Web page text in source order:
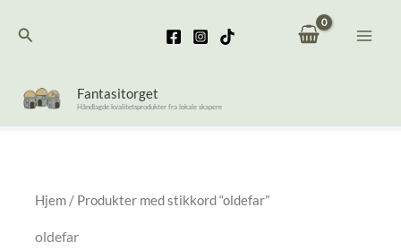
rettSøk
Fantasitorget
Håndlagde kvalitetsprodukter fra lokale skapere
Hjem / Produkter med stikkord “oldefar”
oldefar